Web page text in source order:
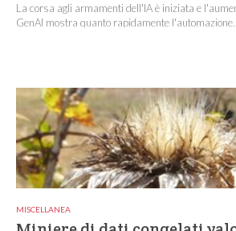
La corsa agli armamenti dell'IA è iniziata e
GenAI mostra quanto rapidamente l'automazione...
MISCELLANEA